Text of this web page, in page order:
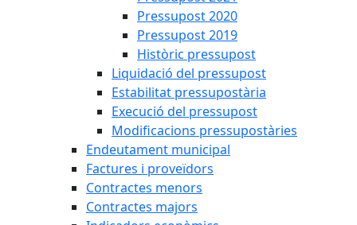
Pressupost 2020
Pressupost 2019
Històric pressupost
Liquidació del pressupost
Estabilitat pressupostària
Execució del pressupost
Modificacions pressupostàries
Endeutament municipal
Factures i proveïdors
Contractes menors
Contractes majors